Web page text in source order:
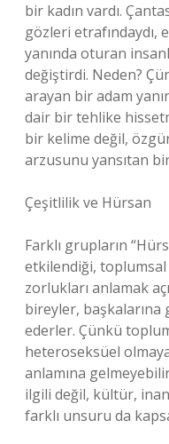
bir kadın vardı.
gözleri
yanında oturan
değiştirdi. Neden?
arayan bir adam
dair bir tehlike
bir kelime değil,
arzusunu yansıtan
Çeşitlilik ve Hürsan
Farklı grupların
etkilendiği, toplumsal
zorlukları anlamak
bireyler, başkalarına
ederler. Çünkü
heteroseksüel
anlamına
ilgili değil, kültür,
farklı unsuru da